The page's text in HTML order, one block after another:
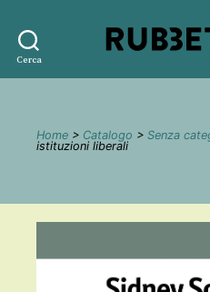
Cerca
Home > Catalogo > Senza
istituzioni liberali